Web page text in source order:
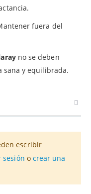
fuera del
no se deben
sana y equilibrada.
escribir
sesión o crear una